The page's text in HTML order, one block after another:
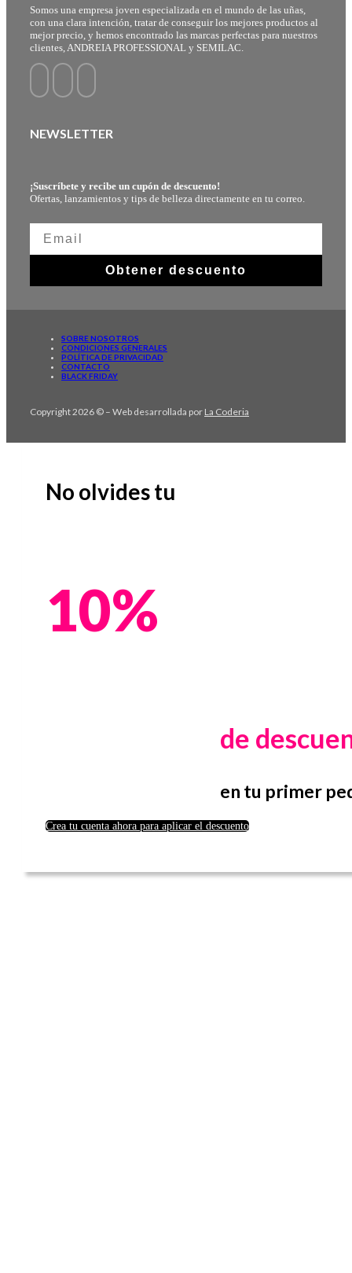
Somos una empresa joven especializada en el mundo de las uñas,
con una clara intención, tratar de conseguir los mejores productos al
mejor precio, y hemos encontrado las marcas perfectas para nuestros
clientes, ANDREIA PROFESSIONAL y SEMILAC.
NEWSLETTER
¡Suscríbete y recibe un cupón de descuento!
Ofertas, lanzamientos y tips de belleza directamente en tu correo.
Obtener descuento
SOBRE NOSOTROS
CONDICIONES GENERALES
POLÍTICA DE PRIVACIDAD
CONTACTO
BLACK FRIDAY
Copyright 2026 © – Web desarrollada por La Coderia
No olvides tu
10%
de
en tu primer
Crea tu cuenta ahora para aplicar el descuento